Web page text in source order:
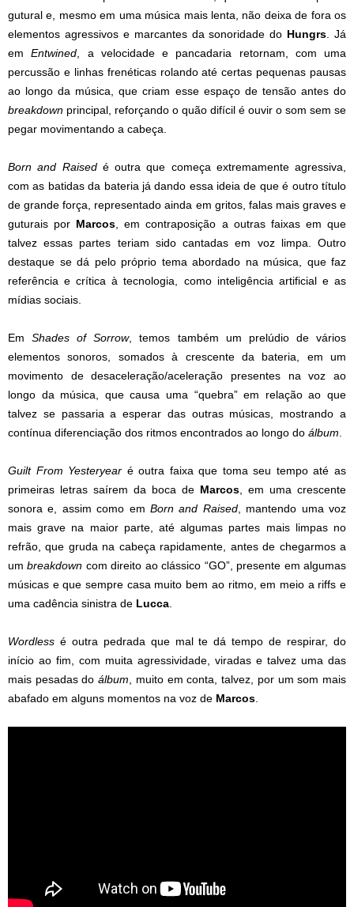
gutural e, mesmo em uma música mais lenta, não deixa de fora os
elementos agressivos e marcantes da sonoridade do Hungrs . Já
emEntwined , a velocidade e pancadaria retornam, com uma
percussão e linhas frenéticas rolando até certas pequenas pausas
ao longo da música, que criam esse espaço de tensão antes do
breakdown principal, reforçando o quão difícil é ouvir o som sem se
pegar movimentando a cabeça.
Born and Raisedé outra que começa extremamente agressiva,
com as batidas da bateria já dando essa ideia de que é outro título
de grande força, representado ainda em gritos, falas mais graves e
guturais por Marcos , em contraposição a outras faixas em que
talvez essas partes teriam sido cantadas em voz limpa. Outro
destaque se dá pelo próprio tema abordado na música, que faz
referência e crítica à tecnologia, como inteligência artificial e as
mídias sociais.
EmShades of Sorrow, temos também um prelúdio de vários
elementos sonoros, somados à crescente da bateria, em um
movimento de desaceleração/aceleração presentes na voz ao
longo da música, que causa uma “quebra” em relação ao que
talvez se passaria a esperar das outras músicas, mostrando a
contínua diferenciação dos ritmos encontrados ao longo do álbum
Guilt From Yesteryear é outra faixa que toma seu tempo até as
primeiras letras saírem da boca de Marcos , em uma crescente
sonora e, assim como em Born and Raised, mantendo uma voz
mais grave na maior parte, até algumas partes mais limpas no
refrão, que gruda na cabeça rapidamente, antes de chegarmos a
umbreakdown com direito ao clássico “GO”, presente em algumas
músicas e que sempre casa muito bem ao ritmo, em meio a riffs e
uma cadência sinistra de Lucca
Wordless é outra pedrada que mal te dá tempo de respirar, do
início ao fim, com muita agressividade, viradas e talvez uma das
mais pesadas doálbum , muito em conta, talvez, por um som mais
abafado em alguns momentos na voz de Marcos